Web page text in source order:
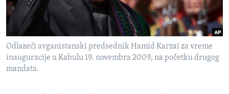
SPORT
INTERVJU
Odlazeći avganistanski predsednik Hamid Karzai za vreme
inauguracije u Kabulu 19. novembra 2009, na početku drugog
mandata.